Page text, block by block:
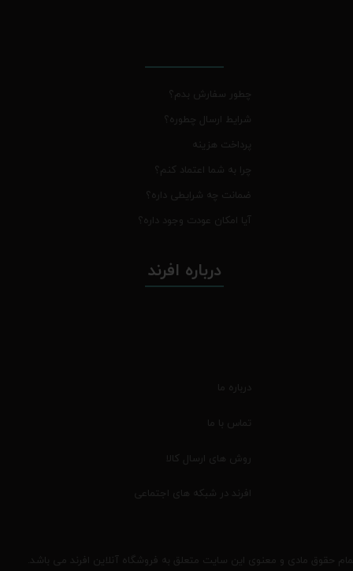
چطور سفارش بدم؟
شرایط ارسال چطوره؟
پرداخت هزینه
چرا به شما اعتماد کنم؟
ضمانت چه شرایطی داره؟
آیا امکان عودت وجود داره؟
حقوق مادی و معنوی این سایت متعلق به فروشگاه آنلاین افرند می باشد.
درباره افرند
درباره ما
تماس با ما
روش های ارسال کالا
افرند در شبکه های اجتماعی